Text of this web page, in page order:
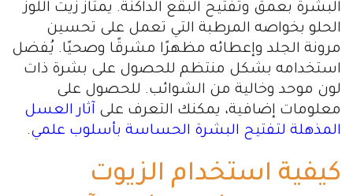
البشرة بعمق وتفتيح البقع الداكنة. يمتاز زيت اللوز
الحلو بخواصه المرطبة التي تعمل على تحسين
مرونة الجلد وإعطائه مظهرًا مشرقًا وصحيًا. يُفضل
استخدامه بشكل منتظم للحصول على بشرة ذات
لون موحد وخالية من الشوائب. للحصول على
معلومات إضافية، يمكنك التعرف على آثار العسل
المذهلة لتفتيح البشرة الحساسة بأسلوب علمي.
كيفية استخدام الزيوت